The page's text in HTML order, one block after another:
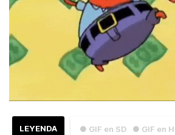
● GIF en SD ● GIF en
LEYENDA